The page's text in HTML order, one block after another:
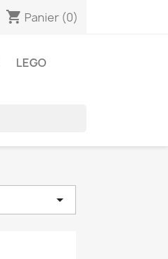
shopping_cart Panier (0)
LEGO
